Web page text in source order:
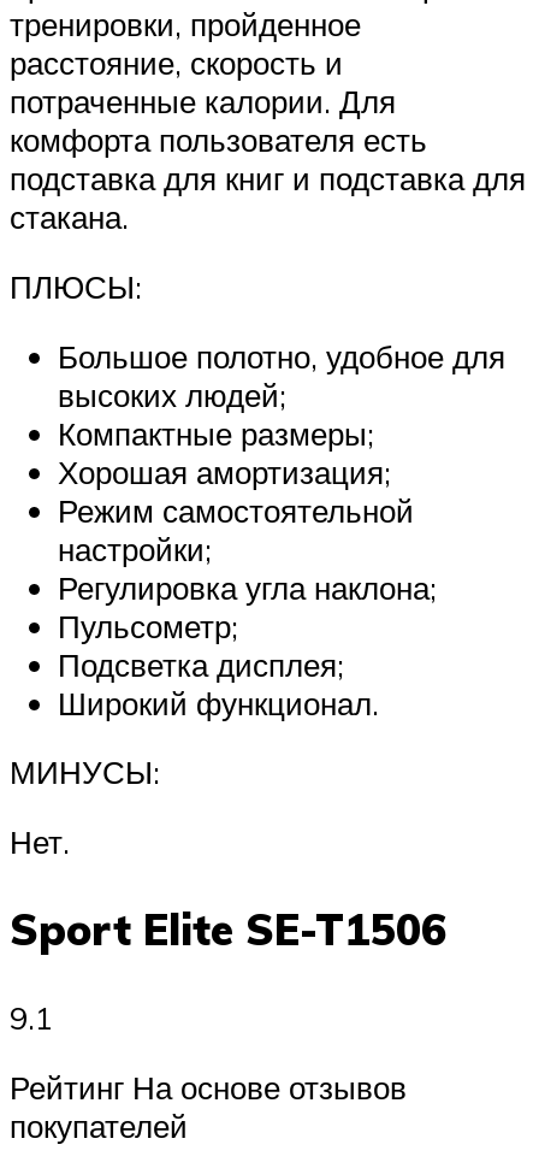
тренировки, пройденное
расстояние, скорость и
потраченные калории. Для
комфорта пользователя есть
подставка для книг и подставка для
стакана.
ПЛЮСЫ:
Большое полотно, удобное для
высоких людей;
Компактные размеры;
Хорошая амортизация;
Режим самостоятельной
настройки;
Регулировка угла наклона;
Пульсометр;
Подсветка дисплея;
Широкий функционал.
МИНУСЫ:
Нет.
Sport Elite SE-T1506
9.1
Рейтинг На основе отзывов
покупателей